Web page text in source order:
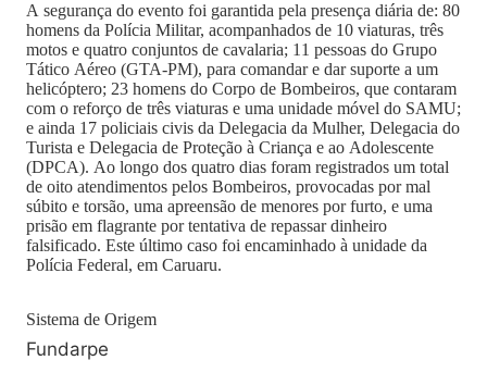
A segurança do evento foi garantida pela presença diária de: 80
homens da Polícia Militar, acompanhados de 10 viaturas, três
motos e quatro conjuntos de cavalaria; 11 pessoas do Grupo
Tático Aéreo (GTA-PM), para comandar e dar suporte a um
helicóptero; 23 homens do Corpo de Bombeiros, que contaram
com o reforço de três viaturas e uma unidade móvel do SAMU;
e ainda 17 policiais civis da Delegacia da Mulher, Delegacia do
Turista e Delegacia de Proteção à Criança e ao Adolescente
(DPCA). Ao longo dos quatro dias foram registrados um total
de oito atendimentos pelos Bombeiros, provocadas por mal
súbito e torsão, uma apreensão de menores por furto, e uma
prisão em flagrante por tentativa de repassar dinheiro
falsificado. Este último caso foi encaminhado à unidade da
Polícia Federal, em Caruaru.
Sistema de Origem
Fundarpe